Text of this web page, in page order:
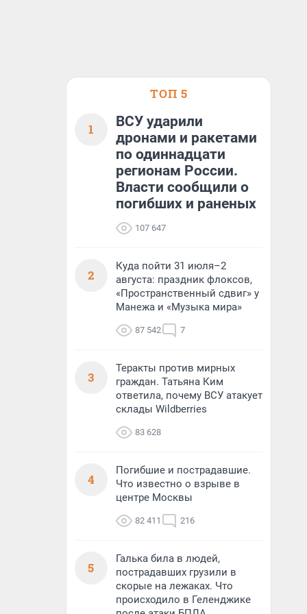
ТОП 5
1
ВСУ ударили
дронами и ракетами
по одиннадцати
регионам России.
Власти сообщили о
погибших и раненых
107 647
2
Куда пойти 31 июля–2
августа: праздник флоксов,
«Пространственный сдвиг» у
Манежа и «Музыка мира»
87 542 7
3
Теракты против мирных
граждан. Татьяна Ким
ответила, почему ВСУ атакует
склады Wildberries
83 628
4
Погибшие и пострадавшие.
Что известно о взрыве в
центре Москвы
82 411 216
5
Галька била в людей,
пострадавших грузили в
скорые на лежаках. Что
происходило в Геленджике